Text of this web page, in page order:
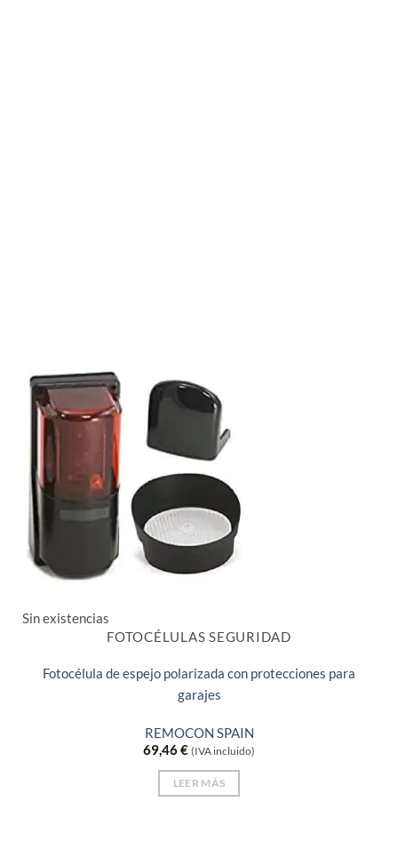
Sin existencias
FOTOCÉLULAS SEGURIDAD
Fotocélula de espejo polarizada con protecciones para
garajes
REMOCON SPAIN
69,46€ (IVA incluido)
LEER MÁS